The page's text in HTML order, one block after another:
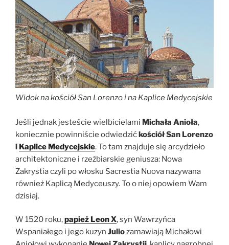
Widok na kościół San Lorenzo i na Kaplice Medycejskie
Jeśli jednak jesteście wielbicielami Michała Anioła,
koniecznie powinniście odwiedzićkościół San Lorenzo
i Kaplice Medycejskie. To tam znajduje się arcydzieło
architektoniczne i rzeźbiarskie geniusza: Nowa
Zakrystia czyli po włosku Sacrestia Nuova nazywana
również Kaplicą Medyceuszy. To o niej opowiem Wam
dzisiaj.
W 1520 roku,papież Leon X, syn Wawrzyńca
Wspaniałego i jego kuzyn Juliozamawiają Michałowi